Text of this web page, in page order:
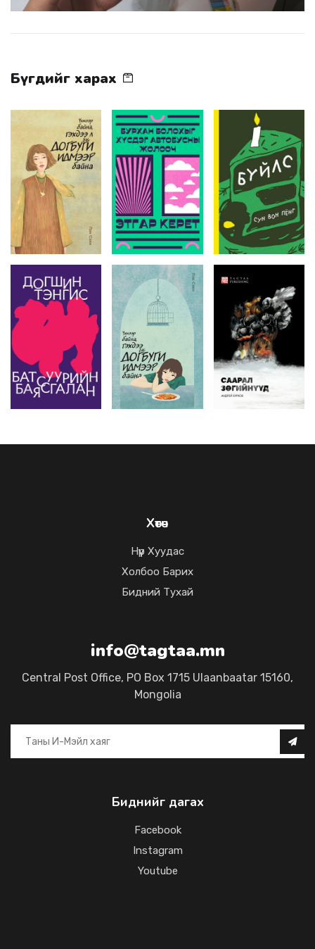
Бүгдийг харах
Хөтөч
Нүүр Хуудас
Холбоо Барих
Бидний Тухай
info@tagtaa.mn
Central Post Office, PO Box 1715 Ulaanbaatar 15160,
Mongolia
Биднийг дагах
Facebook
Instagram
Youtube